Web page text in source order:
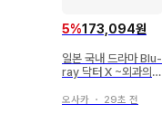
5%173,094원
일본 국내 드라마 Blu-
ray 닥터 X ~외과의
ay BOX
오사카 ・ 29초 전